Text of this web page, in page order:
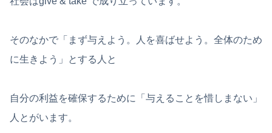
そのなかで「まず与えよう。人を喜ばせよう。全体のため
に生きよう」とする人と
自分の利益を確保するために「与えることを惜しまない」
人とがいます。